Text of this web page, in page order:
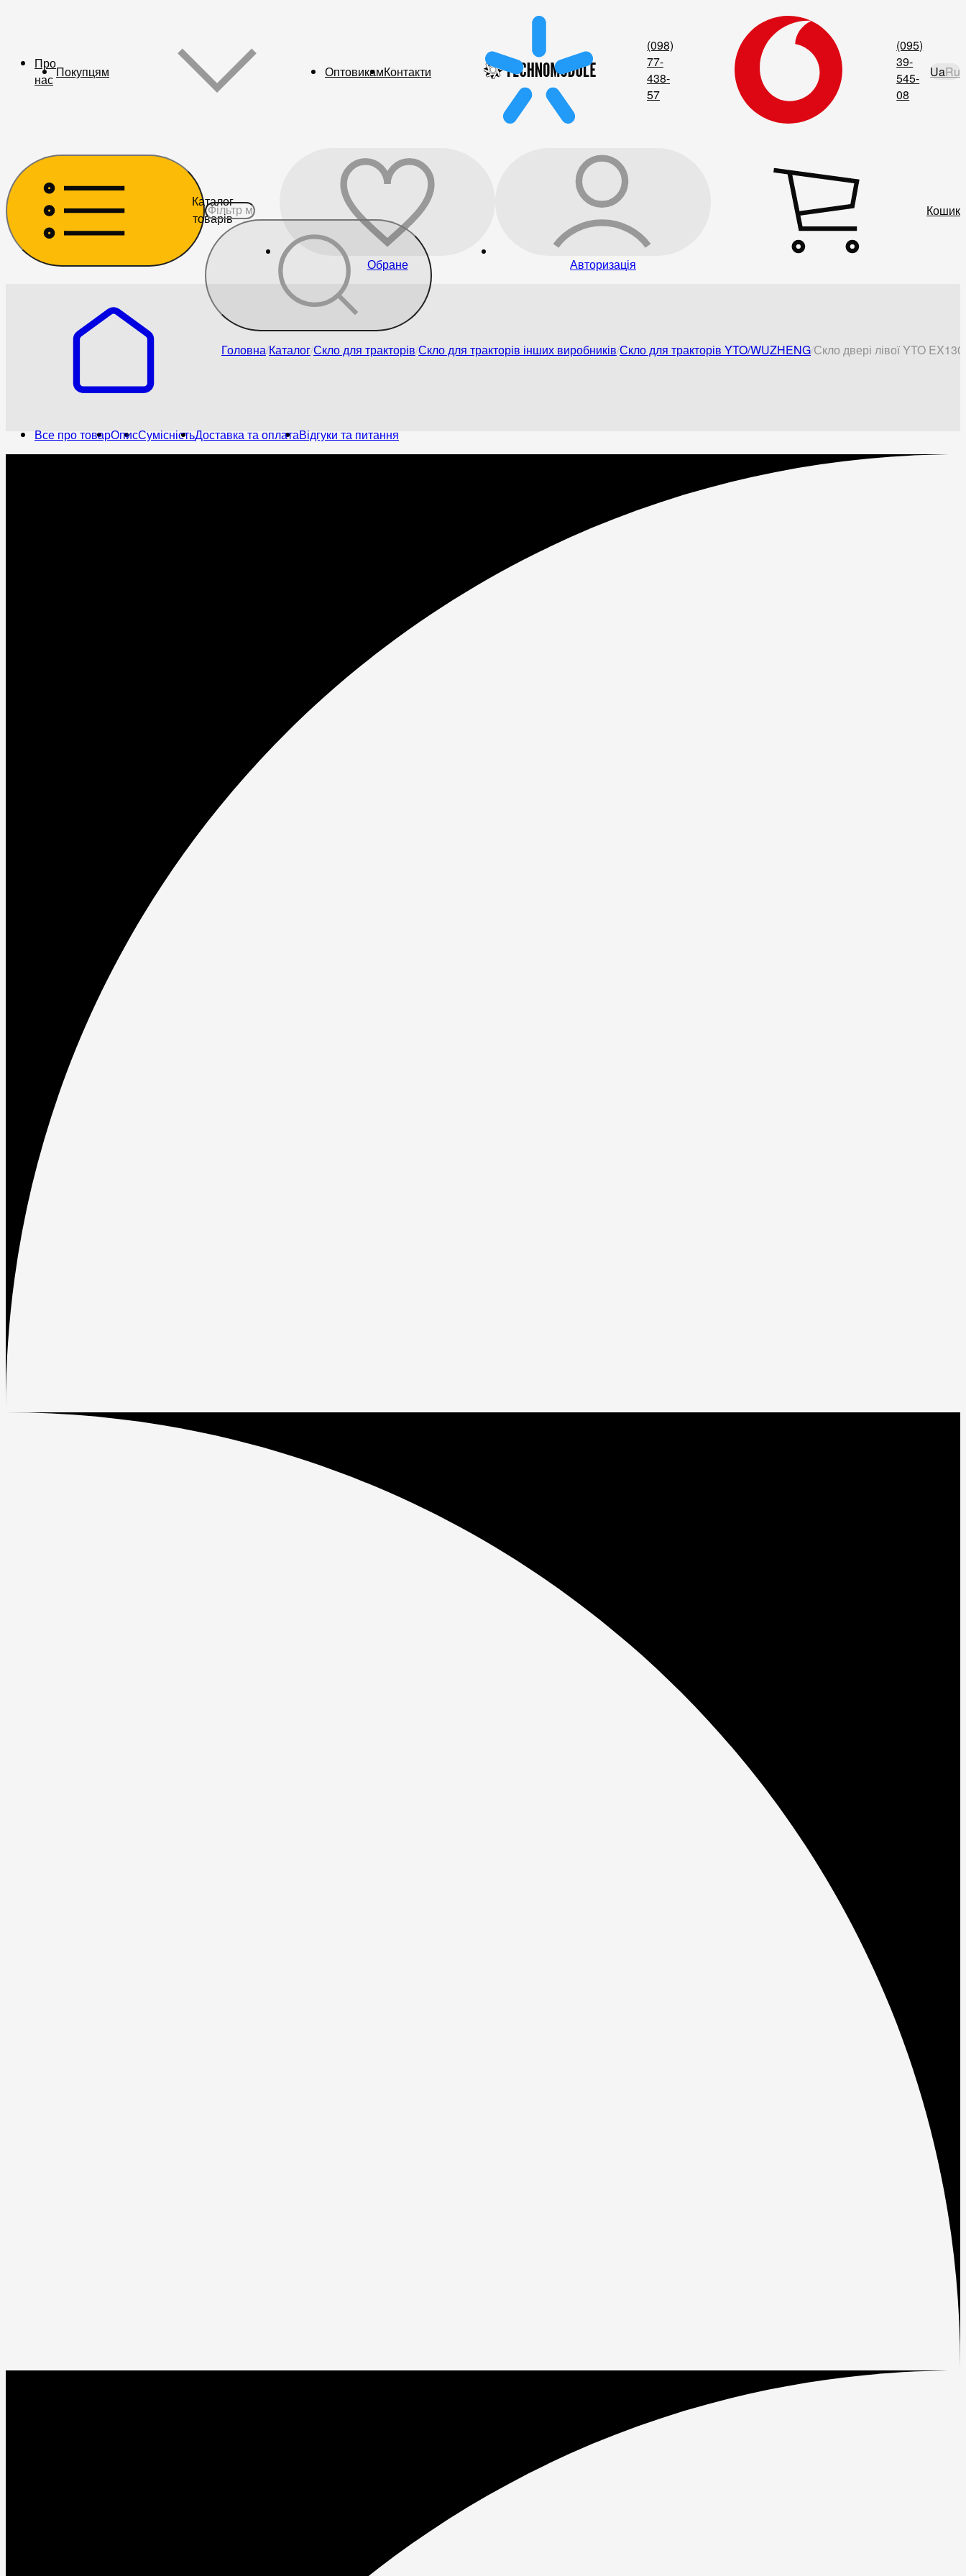
Про
нас Покупцям ОптовикамКонтакти
(098)
77-
438-
57
(095)
39-
545-
08
UaRu
Каталог
товарів
Обране Авторизація
Кошик
Головна КаталогСкло для тракторів Скло для тракторів інших виробників Скло для тракторів YTO/WUZHENG Скло двері лівої YTO
Все про товарОписСумісністьДоставка та оплатаВідгуки та питання